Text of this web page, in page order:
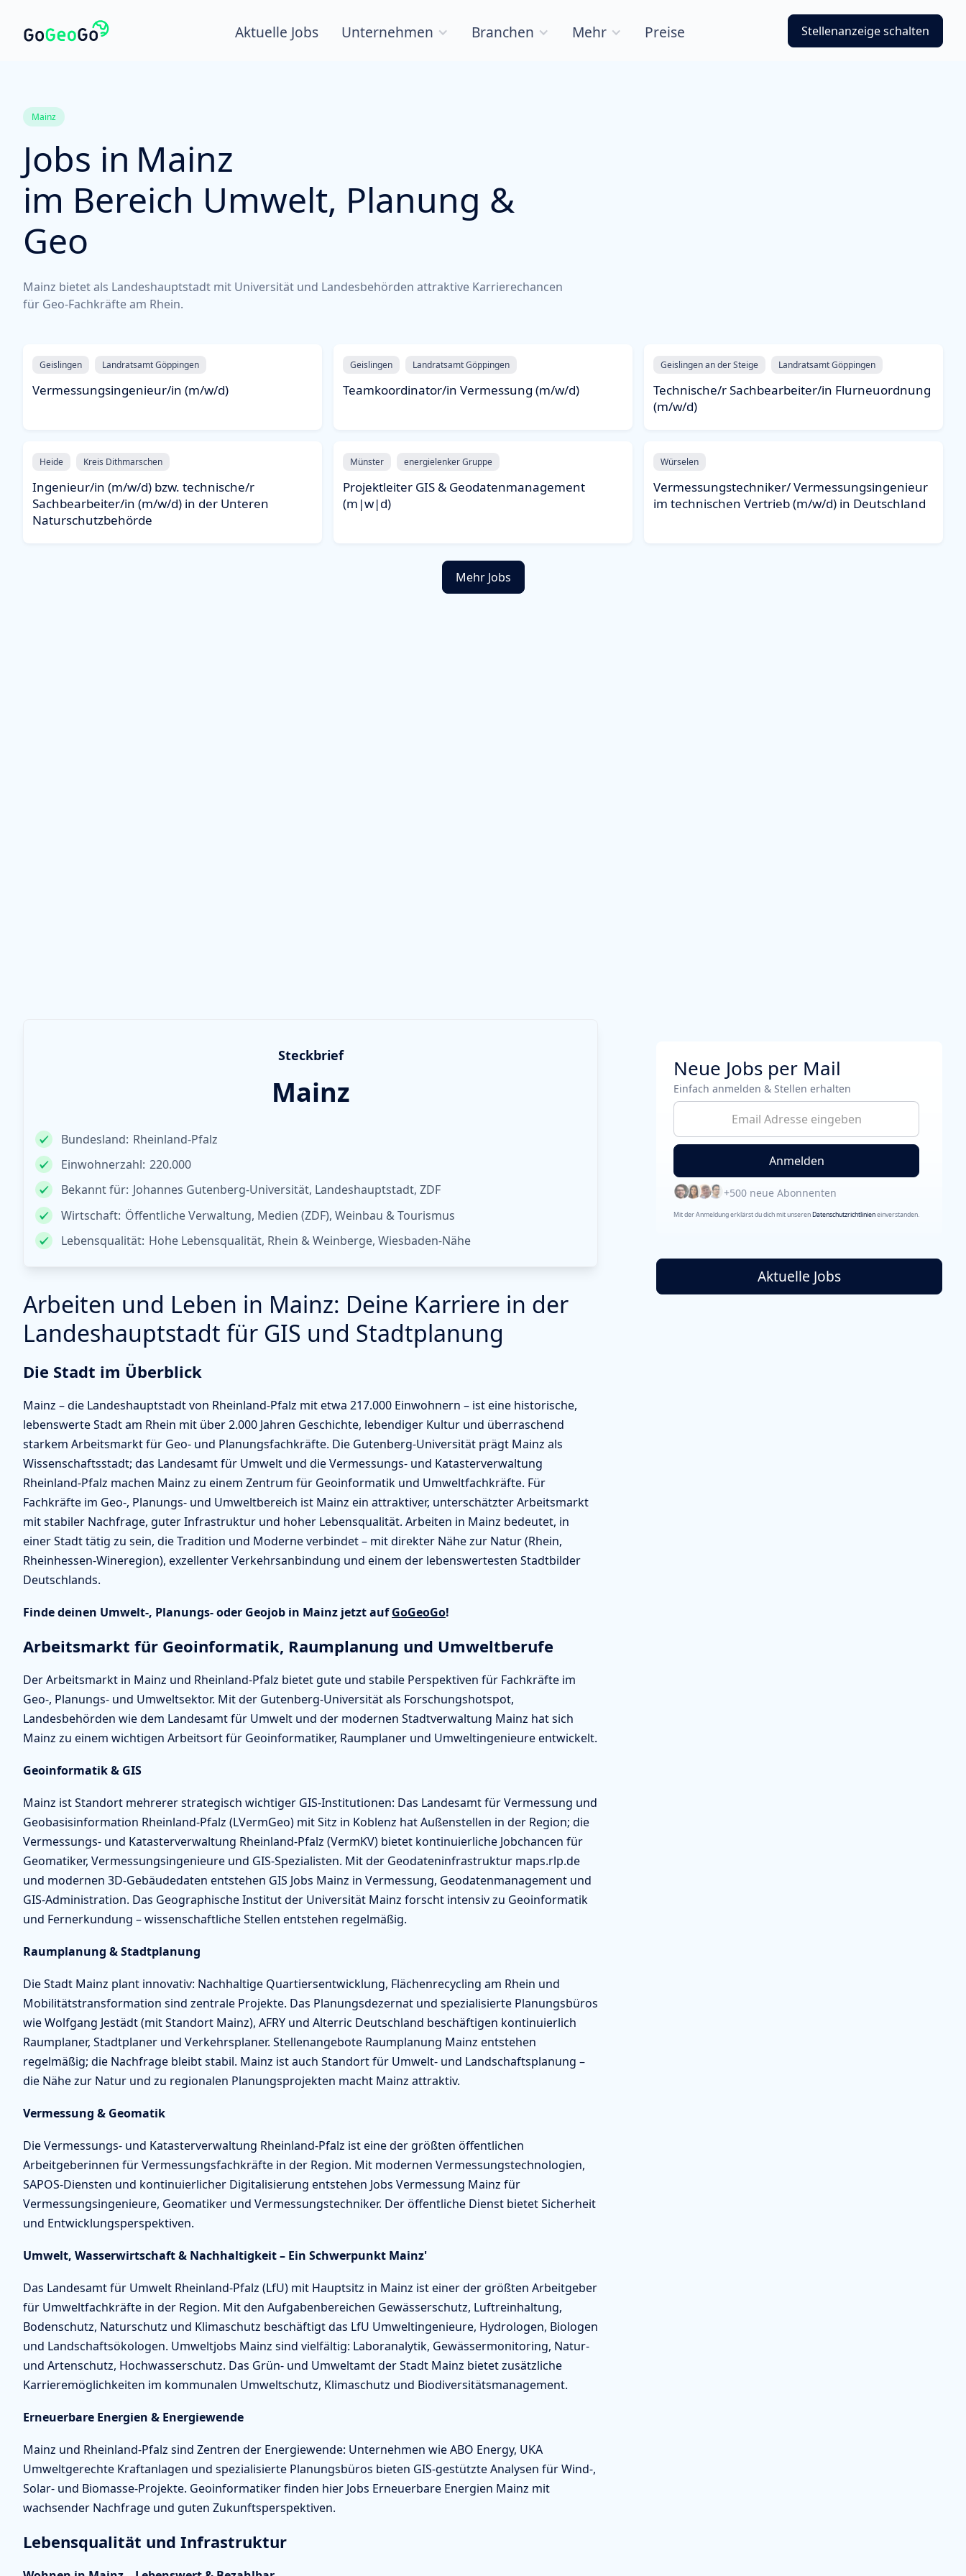
Aktuelle Jobs Unternehmen Branchen Mehr Preise Stellenanzeige schalten
Mainz
Jobs in Mainz
im Bereich Umwelt, Planung &
Geo
Mainz bietet als Landeshauptstadt mit Universität und Landesbehörden attraktive Karrierechancen
für Geo-Fachkräfte am Rhein.
Geislingen Landratsamt Göppingen
Vermessungsingenieur/in (m/w/d)
Geislingen Landratsamt Göppingen
Teamkoordinator/in Vermessung (m/w/d)
Geislingen an der Steige Landratsamt Göppingen
Technische/r Sachbearbeiter/in Flurneuordnung
(m/w/d)
Heide Kreis Dithmarschen
Ingenieur/in (m/w/d) bzw. technische/r
Sachbearbeiter/in (m/w/d) in der Unteren
Naturschutzbehörde
Münster energielenker Gruppe
Projektleiter GIS & Geodatenmanagement
(m|w|d)
Würselen
Vermessungstechniker/ Vermessungsingenieur
im technischen Vertrieb (m/w/d) in Deutschland
Mehr Jobs
Steckbrief
Mainz
Bundesland: Rheinland-Pfalz
Einwohnerzahl: 220.000
Bekannt für: Johannes Gutenberg-Universität, Landeshauptstadt, ZDF
Wirtschaft: Öffentliche Verwaltung, Medien (ZDF), Weinbau & Tourismus
Lebensqualität: Hohe Lebensqualität, Rhein & Weinberge, Wiesbaden-Nähe
Arbeiten und Leben in Mainz: Deine Karriere in der
Landeshauptstadt für GIS und Stadtplanung
Die Stadt im Überblick
Mainz – die Landeshauptstadt von Rheinland-Pfalz mit etwa 217.000 Einwohnern – ist eine historische,
lebenswerte Stadt am Rhein mit über 2.000 Jahren Geschichte, lebendiger Kultur und überraschend
starkem Arbeitsmarkt für Geo- und Planungsfachkräfte. Die Gutenberg-Universität prägt Mainz als
Wissenschaftsstadt; das Landesamt für Umwelt und die Vermessungs- und Katasterverwaltung
Rheinland-Pfalz machen Mainz zu einem Zentrum für Geoinformatik und Umweltfachkräfte. Für
Fachkräfte im Geo-, Planungs- und Umweltbereich ist Mainz ein attraktiver, unterschätzter Arbeitsmarkt
mit stabiler Nachfrage, guter Infrastruktur und hoher Lebensqualität. Arbeiten in Mainz bedeutet, in
einer Stadt tätig zu sein, die Tradition und Moderne verbindet – mit direkter Nähe zur Natur (Rhein,
Rheinhessen-Wineregion), exzellenter Verkehrsanbindung und einem der lebenswertesten Stadtbilder
Deutschlands.
Finde deinen Umwelt-, Planungs- oder Geojob in Mainz jetzt aufGoGeoGo!
Arbeitsmarkt für Geoinformatik, Raumplanung und Umweltberufe
Der Arbeitsmarkt in Mainz und Rheinland-Pfalz bietet gute und stabile Perspektiven für Fachkräfte im
Geo-, Planungs- und Umweltsektor. Mit der Gutenberg-Universität als Forschungshotspot,
Landesbehörden wie dem Landesamt für Umwelt und der modernen Stadtverwaltung Mainz hat sich
Mainz zu einem wichtigen Arbeitsort für Geoinformatiker, Raumplaner und Umweltingenieure entwickelt.
Geoinformatik & GIS
Mainz ist Standort mehrerer strategisch wichtiger GIS-Institutionen: Das Landesamt für Vermessung und
Geobasisinformation Rheinland-Pfalz (LVermGeo) mit Sitz in Koblenz hat Außenstellen in der Region; die
Vermessungs- und Katasterverwaltung Rheinland-Pfalz (VermKV) bietet kontinuierliche Jobchancen für
Geomatiker, Vermessungsingenieure und GIS-Spezialisten. Mit der Geodateninfrastruktur maps.rlp.de
und modernen 3D-Gebäudedaten entstehen GIS Jobs Mainz in Vermessung, Geodatenmanagement und
GIS-Administration. Das Geographische Institut der Universität Mainz forscht intensiv zu Geoinformatik
und Fernerkundung – wissenschaftliche Stellen entstehen regelmäßig.
Raumplanung & Stadtplanung
Die Stadt Mainz plant innovativ: Nachhaltige Quartiersentwicklung, Flächenrecycling am Rhein und
Mobilitätstransformation sind zentrale Projekte. Das Planungsdezernat und spezialisierte Planungsbüros
wie Wolfgang Jestädt (mit Standort Mainz), AFRY und Alterric Deutschland beschäftigen kontinuierlich
Raumplaner, Stadtplaner und Verkehrsplaner. Stellenangebote Raumplanung Mainz entstehen
regelmäßig; die Nachfrage bleibt stabil. Mainz ist auch Standort für Umwelt- und Landschaftsplanung –
die Nähe zur Natur und zu regionalen Planungsprojekten macht Mainz attraktiv.
Vermessung & Geomatik
Die Vermessungs- und Katasterverwaltung Rheinland-Pfalz ist eine der größten öffentlichen
Arbeitgeberinnen für Vermessungsfachkräfte in der Region. Mit modernen Vermessungstechnologien,
SAPOS-Diensten und kontinuierlicher Digitalisierung entstehen Jobs Vermessung Mainz für
Vermessungsingenieure, Geomatiker und Vermessungstechniker. Der öffentliche Dienst bietet Sicherheit
und Entwicklungsperspektiven.
Umwelt, Wasserwirtschaft & Nachhaltigkeit – Ein Schwerpunkt Mainz'
Das Landesamt für Umwelt Rheinland-Pfalz (LfU) mit Hauptsitz in Mainz ist einer der größten Arbeitgeber
für Umweltfachkräfte in der Region. Mit den Aufgabenbereichen Gewässerschutz, Luftreinhaltung,
Bodenschutz, Naturschutz und Klimaschutz beschäftigt das LfU Umweltingenieure, Hydrologen, Biologen
und Landschaftsökologen. Umweltjobs Mainz sind vielfältig: Laboranalytik, Gewässermonitoring, Natur-
und Artenschutz, Hochwasserschutz. Das Grün- und Umweltamt der Stadt Mainz bietet zusätzliche
Karrieremöglichkeiten im kommunalen Umweltschutz, Klimaschutz und Biodiversitätsmanagement.
Erneuerbare Energien & Energiewende
Mainz und Rheinland-Pfalz sind Zentren der Energiewende: Unternehmen wie ABO Energy, UKA
Umweltgerechte Kraftanlagen und spezialisierte Planungsbüros bieten GIS-gestützte Analysen für Wind-,
Solar- und Biomasse-Projekte. Geoinformatiker finden hier Jobs Erneuerbare Energien Mainz mit
wachsender Nachfrage und guten Zukunftsperspektiven.
Lebensqualität und Infrastruktur
Neue Jobs per Mail
Einfach anmelden & Stellen erhalten
+500 neue Abonnenten
Mit der Anmeldung erklärst du dich mit unserenDatenschutzrichtlinieneinverstanden.
Aktuelle Jobs